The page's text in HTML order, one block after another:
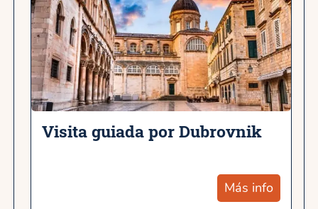
Visita guiada por Dubrovnik
Más info